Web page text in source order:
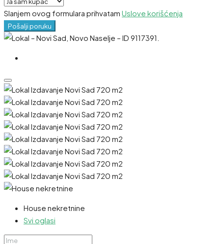
Slanjem ovog formulara prihvatam Uslove korišćenja
Pošalji poruku
House nekretnine
Svi oglasi